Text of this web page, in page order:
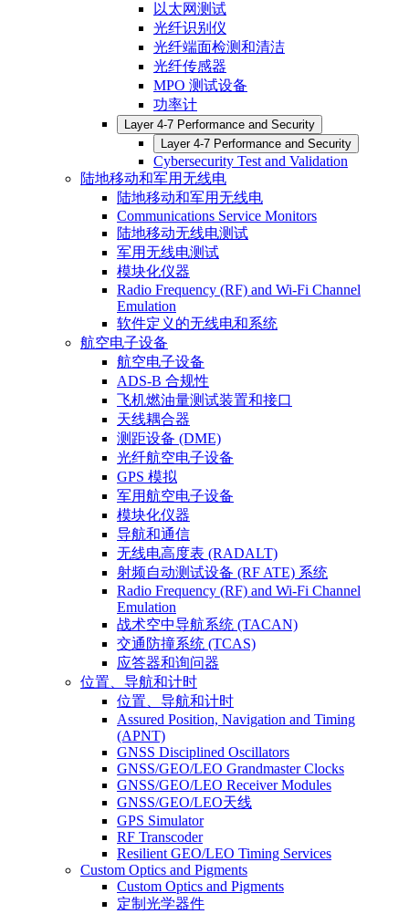
以太网测试
光纤识别仪
光纤端面检测和清洁
光纤传感器
MPO 测试设备
功率计
Layer 4-7 Performance and Security
Layer 4-7 Performance and Security
Cybersecurity Test and Validation
陆地移动和军用无线电
陆地移动和军用无线电
Communications Service Monitors
陆地移动无线电测试
军用无线电测试
模块化仪器
Radio Frequency (RF) and Wi-Fi Channel
Emulation
软件定义的无线电和系统
航空电子设备
航空电子设备
ADS-B 合规性
飞机燃油量测试装置和接口
天线耦合器
测距设备 (DME)
光纤航空电子设备
GPS 模拟
军用航空电子设备
模块化仪器
导航和通信
无线电高度表 (RADALT)
射频自动测试设备 (RF ATE) 系统
Radio Frequency (RF) and Wi-Fi Channel
Emulation
战术空中导航系统 (TACAN)
交通防撞系统 (TCAS)
应答器和询问器
位置、导航和计时
位置、导航和计时
Assured Position, Navigation and Timing
(APNT)
GNSS Disciplined Oscillators
GNSS/GEO/LEO Grandmaster Clocks
GNSS/GEO/LEO Receiver Modules
GNSS/GEO/LEO天线
GPS Simulator
RF Transcoder
Resilient GEO/LEO Timing Services
Custom Optics and Pigments
Custom Optics and Pigments
定制光学器件